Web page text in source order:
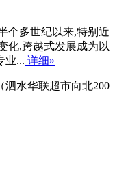
个多世纪以来,特别近
化,跨越式发展成为以
业... 详细»
泗水华联超市向北200